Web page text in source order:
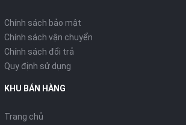
Chính sách bảo mật
Chính sách vận chuyển
Chính sách đổi trả
Quy định sử dụng
KHU BÁN HÀNG
Trang chủ